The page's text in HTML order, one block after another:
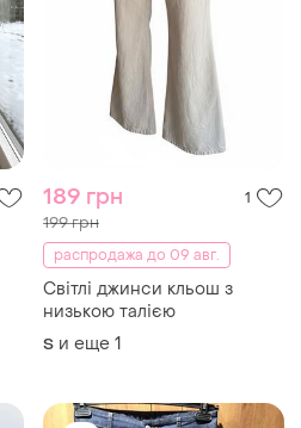
189 грн 1
199 грн
распродажа до 09 авг.
Світлі джинси кльош з
низькою талією
S и еще 1